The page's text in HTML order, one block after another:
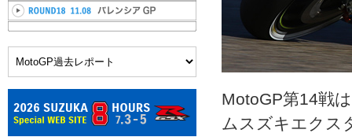
MotoGP第14戦
ムスズキエクス